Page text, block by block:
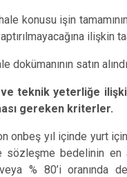
konusu işin
ilişkin
dokümanının satın
teknik yeterliğe
gereken kriterler.
onbeş yıl içinde yurt
sözleşme bedelinin en
% 80’i oranında